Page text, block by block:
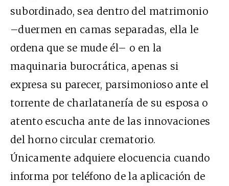
subordinado, sea dentro del matrimonio
–duermen en camas separadas, ella le
ordena que se mude él– o en la
maquinaria burocrática, apenas si
expresa su parecer, parsimonioso ante el
torrente de charlatanería de su esposa o
atento escucha ante de las innovaciones
del horno circular crematorio.
Únicamente adquiere elocuencia cuando
informa por teléfono de la aplicación de